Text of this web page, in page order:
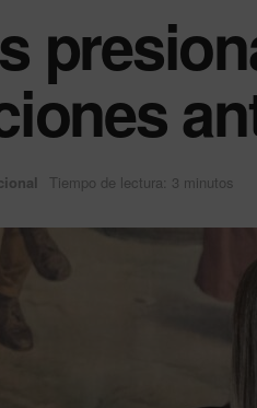
Tiempo de lectura: 3 minutos